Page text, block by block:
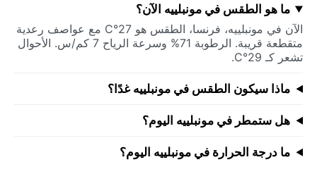
ما هو الطقس في مونبلييه الآن؟
الآن في مونبلييه، فرنسا، الطقس هو 27°C مع عواصف رعدية
متقطعة قريبة. الرطوبة 71% وسرعة الرياح 7 كم/س. الأحوال
تشعر كـ 29°C.
ماذا سيكون الطقس في مونبلييه غدًا؟
هل ستمطر في مونبلييه اليوم؟
ما درجة الحرارة في مونبلييه اليوم؟